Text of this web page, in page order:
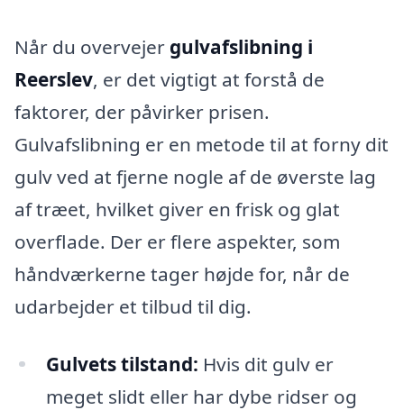
Når du overvejer gulvafslibning i
Reerslev, er det vigtigt at forstå de
faktorer, der påvirker prisen.
Gulvafslibning er en metode til at forny dit
gulv ved at fjerne nogle af de øverste lag
af træet, hvilket giver en frisk og glat
overflade. Der er flere aspekter, som
håndværkerne tager højde for, når de
udarbejder et tilbud til dig.
Gulvets tilstand: Hvis dit gulv er
meget slidt eller har dybe ridser og